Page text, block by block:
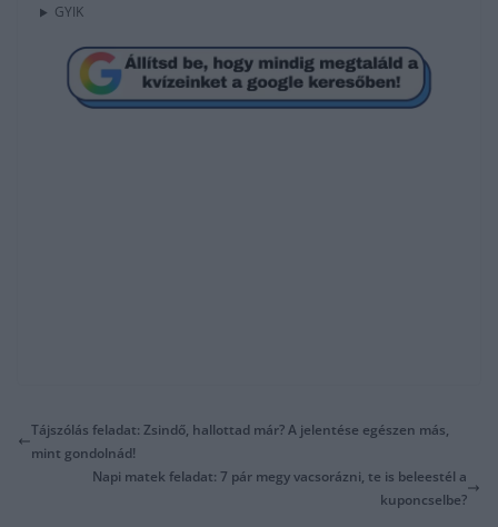
GYIK
Tájszólás feladat: Zsindő, hallottad már? A jelentése egészen más,
mint gondolnád!
Napi matek feladat: 7 pár megy vacsorázni, te is beleestél a
kuponcselbe?